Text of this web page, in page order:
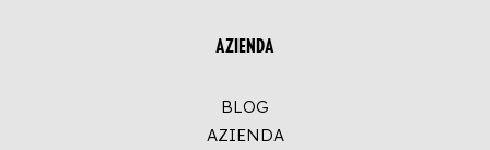
AZIENDA
BLOG
AZIENDA